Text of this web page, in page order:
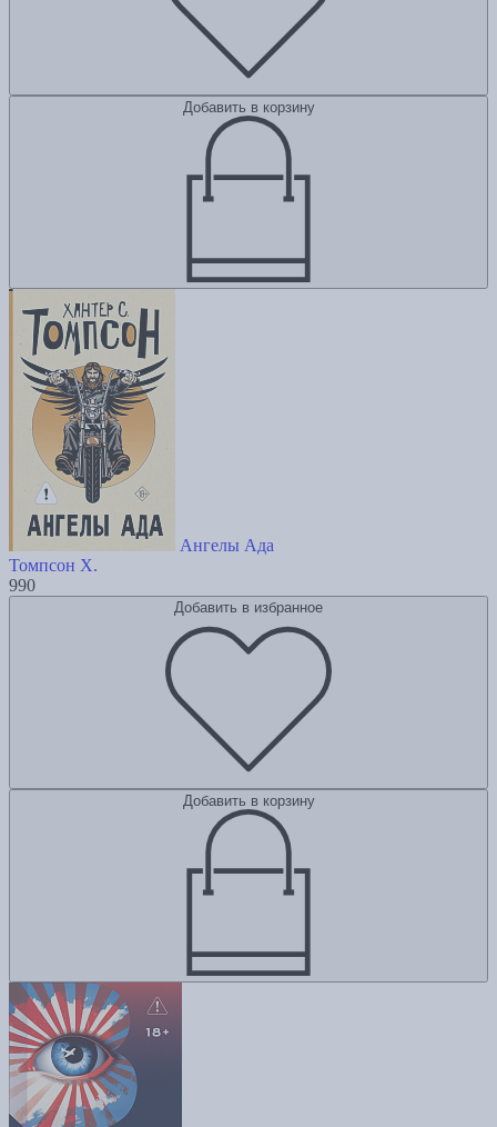
Добавить в корзину
Ангелы Ада
Томпсон Х.
990
Добавить в избранное
Добавить в корзину